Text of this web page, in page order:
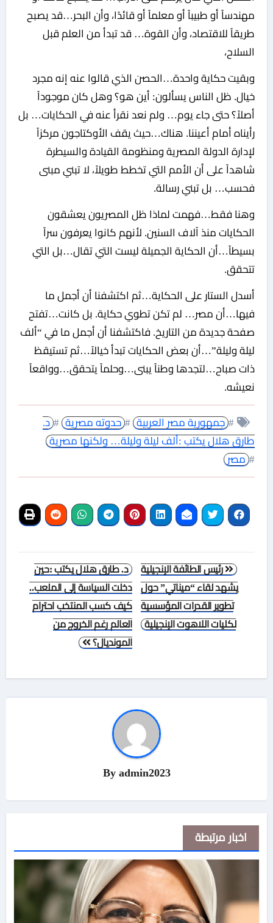
مهندساً أو طبيباً أو معلماً أو قائدًا، وأن البحر…قد يصبح
طريقاً للاقتصاد، وأن القوة… قد تبدأ من العلم قبل
السلاح،
وبقيت حكاية واحدة…الحصن الذي قالوا عنه إنه مجرد
خيال. ظل الناس يسألون: أين هو؟ وهل كان موجوداً
أصلاً؟ حتى جاء يوم… ولم نعد نقرأ عنه في الحكايات… بل
رأيناه أمام أعيننا. هناك…حيث يقف الأوكتاجون مركزاً
لإدارة الدولة المصرية ومنظومة القيادة والسيطرة
شاهداً على أن الأمم التي تخطط طويلاً، لا تبني مبنى
فحسب… بل تبني رسالة.
وهنا فقط…فهمت لماذا ظل المصريون يعشقون
الحكايات منذ آلاف السنين. لأنهم كانوا يعرفون سراً
بسيطاً…أن الحكاية الجميلة ليست التي تقال…بل التي
تتحقق.
أسدل الستار على الحكاية…ثم اكتشفنا أن أجمل ما
فيها…أن مصر… لم تكن تطوي حكاية. بل كانت…تفتح
صفحة جديدة من التاريخ. فاكتشفنا أن أجمل ما في “ألف
ليلة وليلة”…أن بعض الحكايات تبدأ خيالاً…ثم تستيقظ
ذات صباح…لتجدها وطناً يبنى…وحلماً يتحقق…وواقعاً
نعيشه.
# جمهورية مصر العربية # حدوته مصرية # د.
طارق هلال يكتب :ألف ليلة وليلة… ولكنها مصرية
# مصر
تصفّح
المقالات
د. طارق هلال يكتب :حين
دخلت السياسة إلى الملعب..
كيف كسب المنتخب احترام
العالم رغم الخروج من
المونديال؟
رئيس الطائفة الإنجيلية
يشهد لقاء “ميناتي” حول
تطوير القدرات المؤسسية
لكليات اللاهوت الإنجيلية
By admin2023
اخبار مرتبطة